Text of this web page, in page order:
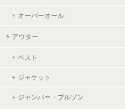
オーバーオール
アウター
ベスト
ジャケット
ジャンパー・ブルゾン